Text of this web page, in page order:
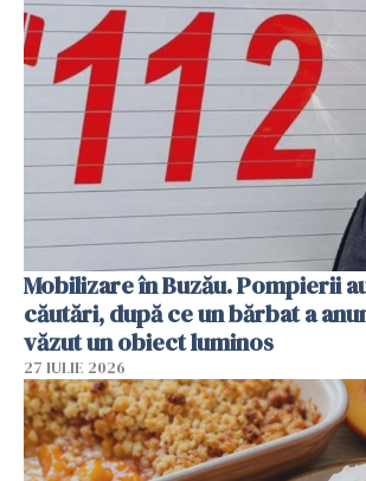
Mobilizare în Buzău. Pompierii
căutări, după ce un bărbat a
văzut un obiect luminos
27 IULIE 2026